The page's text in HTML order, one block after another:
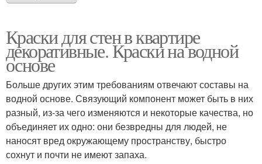
Краски для внутренней
и
Влагостойкие краски
Водно-дисперсионные
краски
Краски для стен в квартире
декоративные. Краски на водной
основе
Больше других этим требованиям отвечают составы на
водной основе. Связующий компонент может быть в них
разный, из-за чего изменяются и некоторые качества, но
объединяет их одно: они безвредны для людей, не
наносят вред окружающему пространству, быстро
сохнут и почти не имеют запаха.